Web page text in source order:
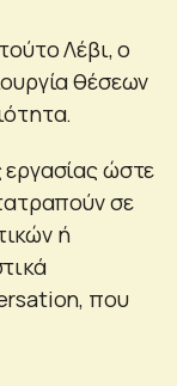
Λέβι, ο
θέσεων
ώστε
σε
ή
που